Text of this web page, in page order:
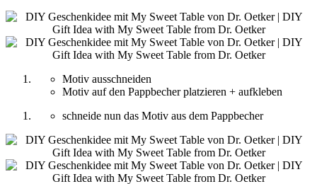
Motiv ausschneiden
Motiv auf den Pappbecher platzieren + aufkleben
schneide nun das Motiv aus dem Pappbecher